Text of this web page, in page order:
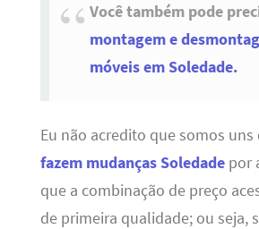
Você também pode
montagem e
móveis em Soledade.
Eu não acredito que somos uns
fazem mudanças Soledadepor
que a combinação de preço
de primeira qualidade; ou seja,